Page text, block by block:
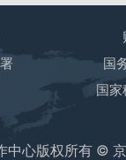
国
国家
中心版权所有 ©